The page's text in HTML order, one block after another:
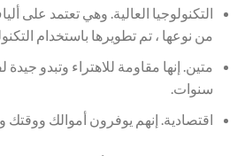
من نوعها ، تم تطويرها باستخدام
سنوات.
اقتصادية. إنهم يوفرون أموالك ووقتك